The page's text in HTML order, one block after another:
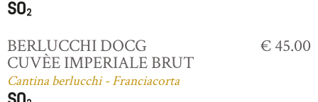
BERLUCCHI DOCG
CUVÈE IMPERIALE BRUT
Cantina berlucchi - Franciacorta
€ 45.00